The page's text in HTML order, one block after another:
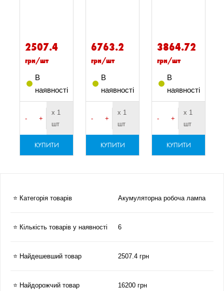
2507.4
грн/шт
В
наявності
- +
х 1
шт
КУПИТИ
6763.2
грн/шт
В
наявності
- +
х 1
шт
КУПИТИ
3864.72
грн/шт
В
наявності
- +
х 1
шт
КУПИТИ
⭐ Категорія товарів Акумуляторна робоча лампа
⭐ Кількість товарів у наявності 6
⭐ Найдешевший товар 2507.4 грн
⭐ Найдорожчий товар 16200 грн